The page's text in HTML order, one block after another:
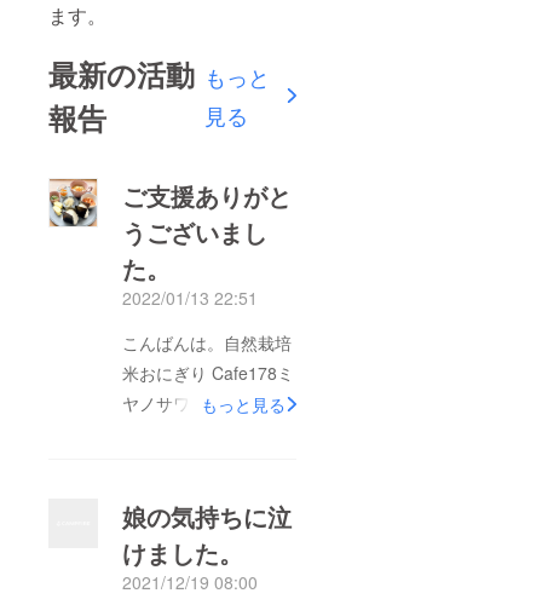
ます。
最新の活動
報告
もっと
見る
ご支援ありがと
うございまし
た。
2022/01/13 22:51
こんばんは。自然栽培
米おにぎり Cafe178ミ
ヤノサワです。こちら
た皆さまには直接メッ
セージにてお礼をさせ
て頂きました。目標額
もっと見る
娘の気持ちに泣
けました。
2021/12/19 08:00